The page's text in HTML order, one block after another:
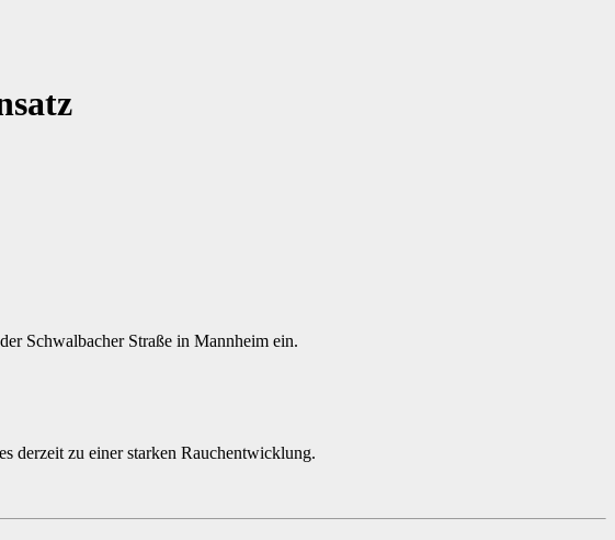
Schwalbacher Straße in Mannheim ein.
derzeit zu einer starken Rauchentwicklung.